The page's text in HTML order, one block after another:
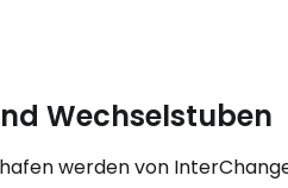
Wechselstuben
werden von